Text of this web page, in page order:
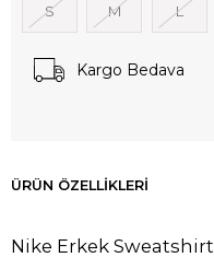
S M L
Kargo Bedava
ÜRÜN ÖZELLIKLERI
Nike Erkek Sweatshirt